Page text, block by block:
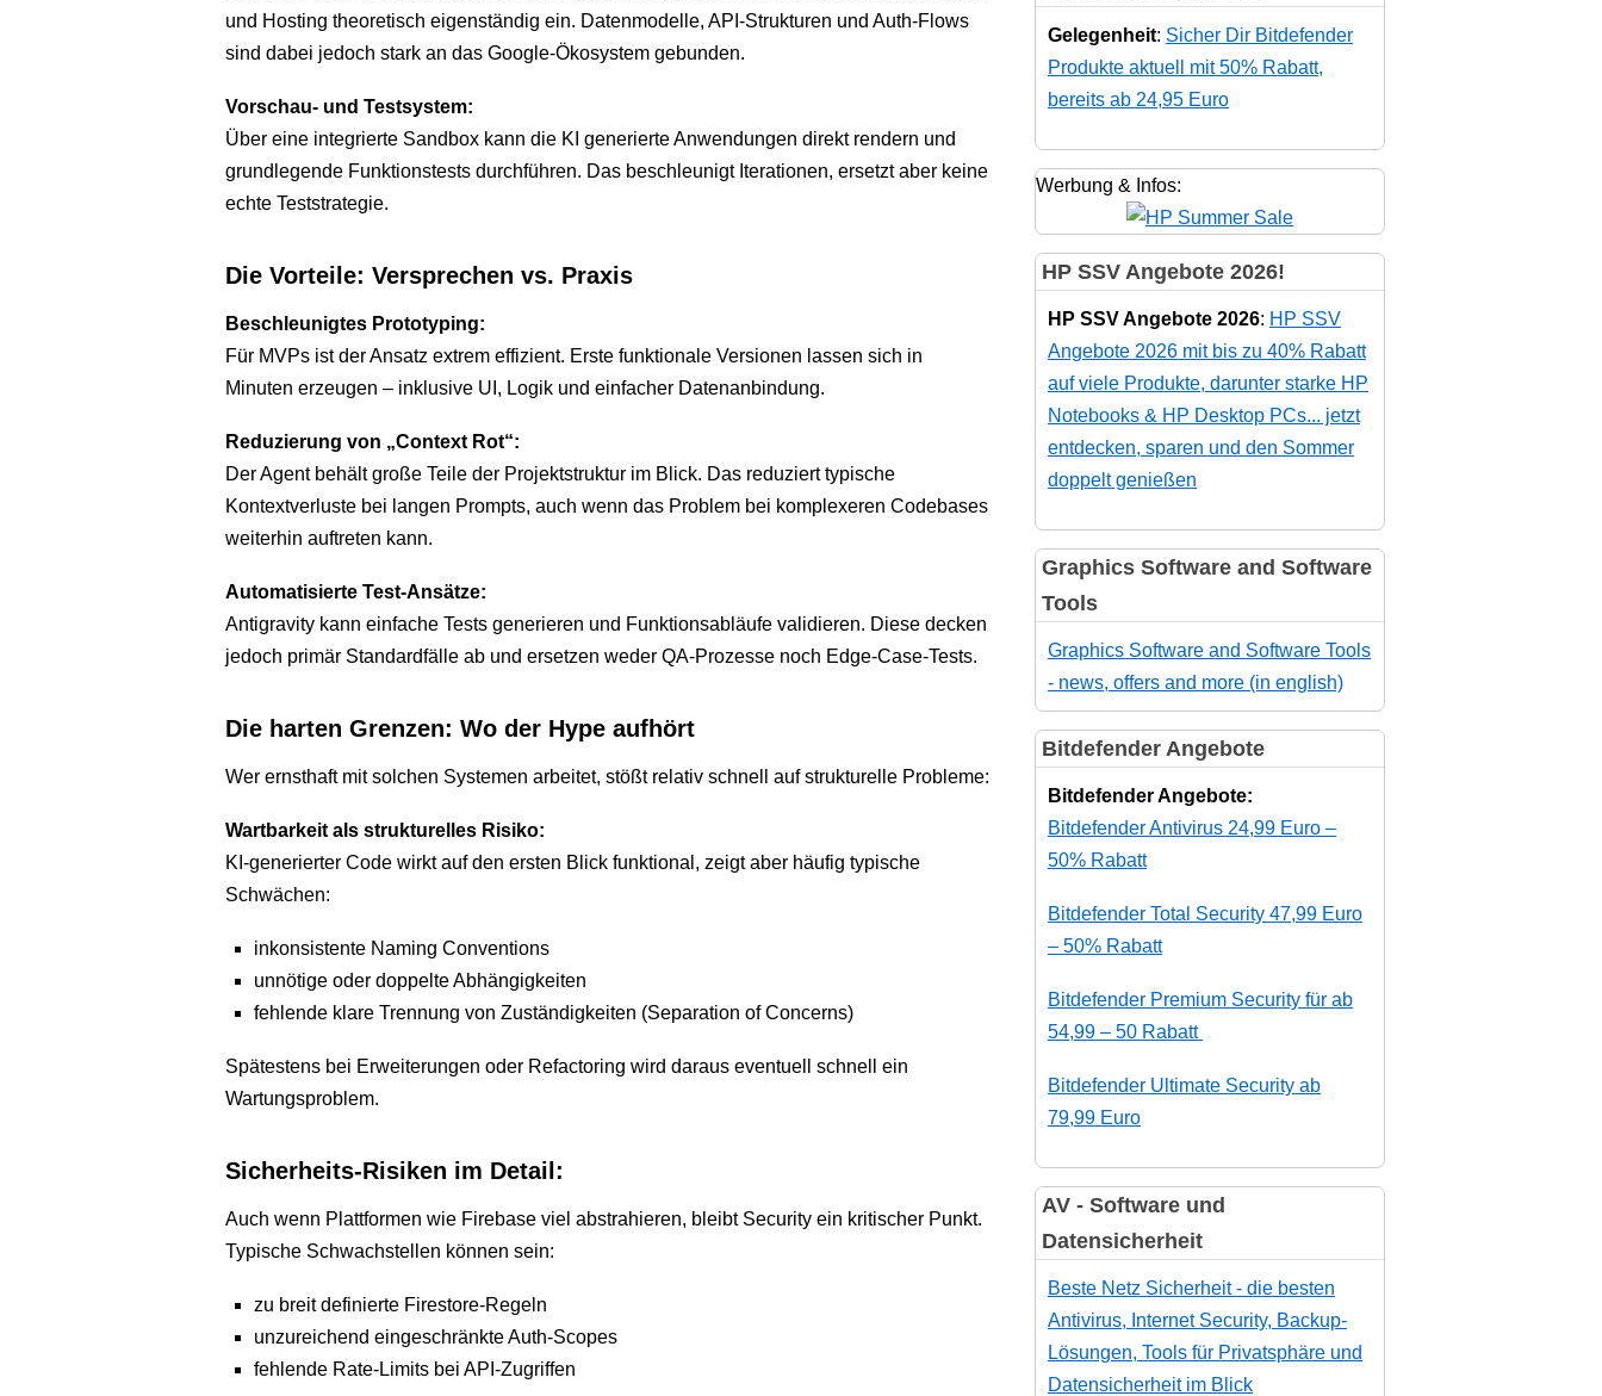
und Hosting theoretisch eigenständig ein. Datenmodelle, API-Strukturen und Auth-Flows
sind dabei jedoch stark an das Google-Ökosystem gebunden.
Vorschau- und Testsystem:
Über eine integrierte Sandbox kann die KI generierte Anwendungen direkt rendern und
grundlegende Funktionstests durchführen. Das beschleunigt Iterationen, ersetzt aber keine
echte Teststrategie.
Die Vorteile: Versprechen vs. Praxis
Beschleunigtes Prototyping:
Für MVPs ist der Ansatz extrem effizient. Erste funktionale Versionen lassen sich in
Minuten erzeugen – inklusive UI, Logik und einfacher Datenanbindung.
Reduzierung von „Context Rot“:
Der Agent behält große Teile der Projektstruktur im Blick. Das reduziert typische
Kontextverluste bei langen Prompts, auch wenn das Problem bei komplexeren Codebases
weiterhin auftreten kann.
Automatisierte Test-Ansätze:
Antigravity kann einfache Tests generieren und Funktionsabläufe validieren. Diese decken
jedoch primär Standardfälle ab und ersetzen weder QA-Prozesse noch Edge-Case-Tests.
Die harten Grenzen: Wo der Hype aufhört
Wer ernsthaft mit solchen Systemen arbeitet, stößt relativ schnell auf strukturelle Probleme:
Wartbarkeit als strukturelles Risiko:
KI-generierter Code wirkt auf den ersten Blick funktional, zeigt aber häufig typische
Schwächen:
inkonsistente Naming Conventions
unnötige oder doppelte Abhängigkeiten
fehlende klare Trennung von Zuständigkeiten (Separation of Concerns)
Spätestens bei Erweiterungen oder Refactoring wird daraus eventuell schnell ein
Wartungsproblem.
Sicherheits-Risiken im Detail:
Auch wenn Plattformen wie Firebase viel abstrahieren, bleibt Security ein kritischer Punkt.
Typische Schwachstellen können sein:
zu breit definierte Firestore-Regeln
unzureichend eingeschränkte Auth-Scopes
fehlende Rate-Limits bei API-Zugriffen
Gelegenheit: Sicher Dir Bitdefender
Produkte aktuell mit 50% Rabatt,
bereits ab 24,95 Euro
Werbung & Infos:
HP SSV Angebote 2026!
HP SSV Angebote 2026: HP SSV
Angebote 2026 mit bis zu 40% Rabatt
auf viele Produkte, darunter starke HP
Notebooks & HP Desktop PCs... jetzt
entdecken, sparen und den Sommer
doppelt genießen
Graphics Software and Software
Tools
Graphics Software and Software Tools
- news, offers and more (in english)
Bitdefender Angebote
Bitdefender Angebote:
Bitdefender Antivirus 24,99 Euro –
50% Rabatt
Bitdefender Total Security 47,99 Euro
– 50% Rabatt
Bitdefender Premium Security für ab
54,99 – 50 Rabatt
Bitdefender Ultimate Security ab
79,99 Euro
AV - Software und
Datensicherheit
Beste Netz Sicherheit - die besten
Antivirus, Internet Security, Backup-
Lösungen, Tools für Privatsphäre und
Datensicherheit im Blick